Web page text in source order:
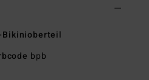
Bikinioberteil
bpb